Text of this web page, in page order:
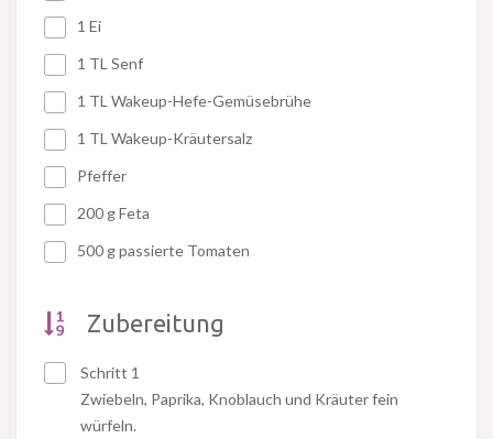
1 Ei
1 TL Senf
1 TL Wakeup-Hefe-Gemüsebrühe
1 TL Wakeup-Kräutersalz
Pfeffer
200 g Feta
500 g passierte Tomaten
Zubereitung
Schritt 1
Zwiebeln, Paprika, Knoblauch und Kräuter fein
würfeln.